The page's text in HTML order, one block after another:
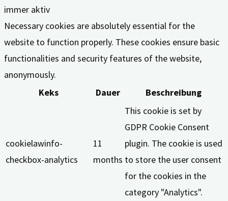
immer aktiv
Necessary cookies are absolutely essential for the
website to function properly. These cookies ensure basic
functionalities and security features of the website,
anonymously.
Keks
Dauer Beschreibung
cookielawinfo-
checkbox-analytics
11
months
This cookie is set by
GDPR Cookie Consent
plugin. The cookie is used
to store the user consent
for the cookies in the
category "Analytics".